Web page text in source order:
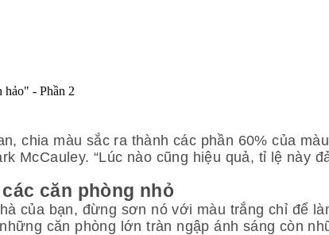
chia màu sắc ra thành các phần 60% của
McCauley. “Lúc nào cũng hiệu quả, tỉ lệ này
căn phòng nhỏ
của bạn, đừng sơn nó với màu trắng chỉ để
căn phòng lớn tràn ngập ánh sáng còn